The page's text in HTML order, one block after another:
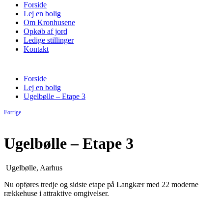
Forside
Lej en bolig
Om Kronhusene
Opkøb af jord
Ledige stillinger
Kontakt
Forside
Lej en bolig
Ugelbølle – Etape 3
Forrige
Ugelbølle – Etape 3
Ugelbølle, Aarhus
Nu opføres tredje og sidste etape på Langkær med 22 moderne
rækkehuse i attraktive omgivelser.